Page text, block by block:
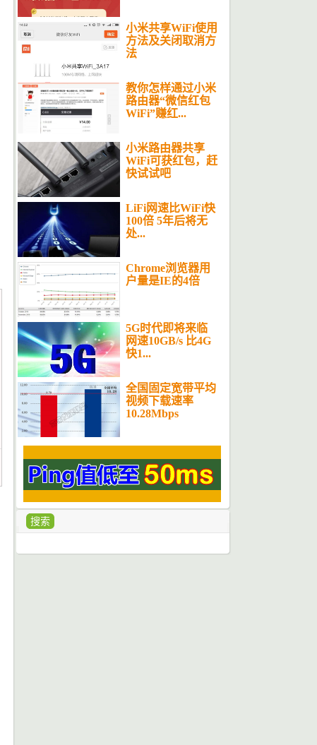
小米共享WiFi使用
方法及关闭取消方
法
教你怎样通过小米
路由器“微信红包
WiFi”赚红...
小米路由器共享
WiFi可获红包，赶
快试试吧
LiFi网速比WiFi快
100倍 5年后将无
处...
Chrome浏览器用
户量是IE的4倍
5G时代即将来临
网速10GB/s 比4G
快1...
全国固定宽带平均
视频下载速率
10.28Mbps
搜索